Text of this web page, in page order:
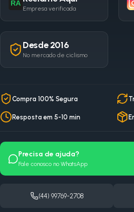
RA
Empresa verificada
Desde 2016
No mercado de ciclismo
Compra 100% Segura
Resposta em 5-10 min
Precisa de ajuda?
Fale conosco no WhatsApp
(44) 99769-2708